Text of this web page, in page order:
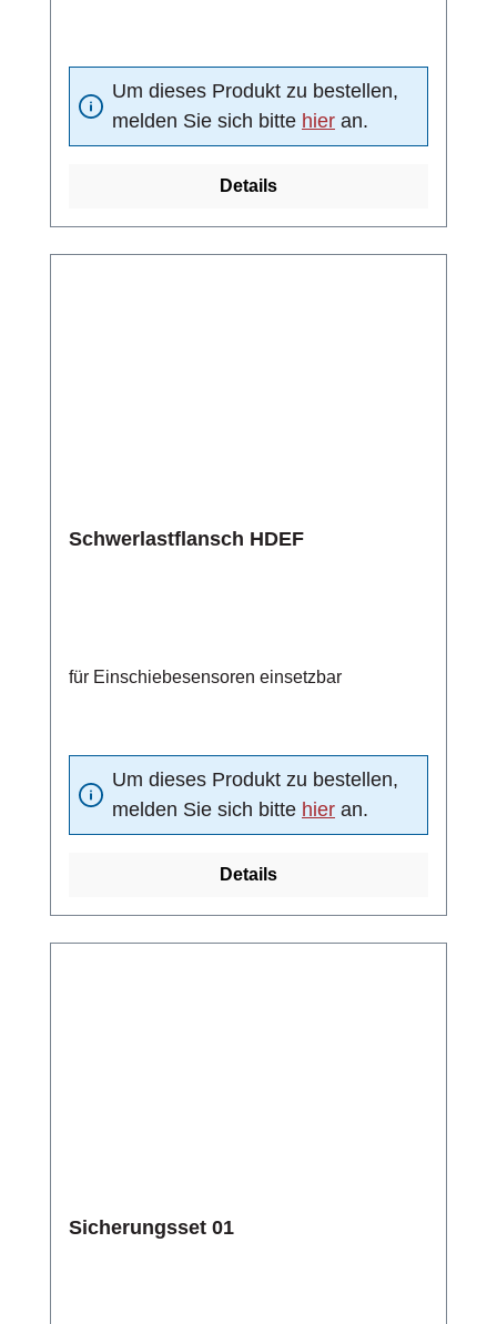
Um dieses Produkt zu bestellen,
melden Sie sich bitte hier an.
Details
Schwerlastflansch HDEF
für Einschiebesensoren einsetzbar
Um dieses Produkt zu bestellen,
melden Sie sich bitte hier an.
Details
Sicherungsset 01